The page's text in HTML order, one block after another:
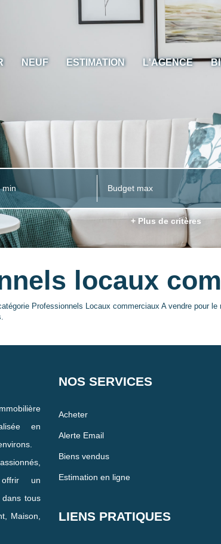
NEUF ESTIMATION L'AGENCE
+ Plus de critères
locaux
Professionnels Locaux commerciaux A vendre pour
en
un
tous
Maison,
NOS SERVICES
Acheter
Alerte Email
Biens vendus
Estimation en ligne
LIENS PRATIQUES